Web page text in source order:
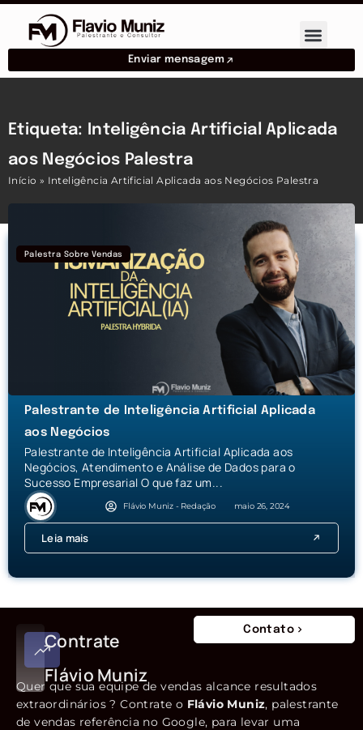
Enviar mensagem
Etiqueta: Inteligência Artificial Aplicada
aos Negócios Palestra
Início » Inteligência Artificial Aplicada aos Negócios Palestra
Palestra Sobre Vendas
Palestrante de Inteligência Artificial Aplicada
aos Negócios
Palestrante de Inteligência Artificial Aplicada aos
Negócios, Atendimento e Análise de Dados para o
Sucesso Empresarial O que faz um...
Flávio Muniz - Redação maio 26, 2024
Leia mais
Contrate
Flávio Muniz
Contato
Quer que sua equipe de vendas alcance resultados
extraordinários ? Contrate o Flávio Muniz, palestrante
de vendas referência no Google, para levar uma